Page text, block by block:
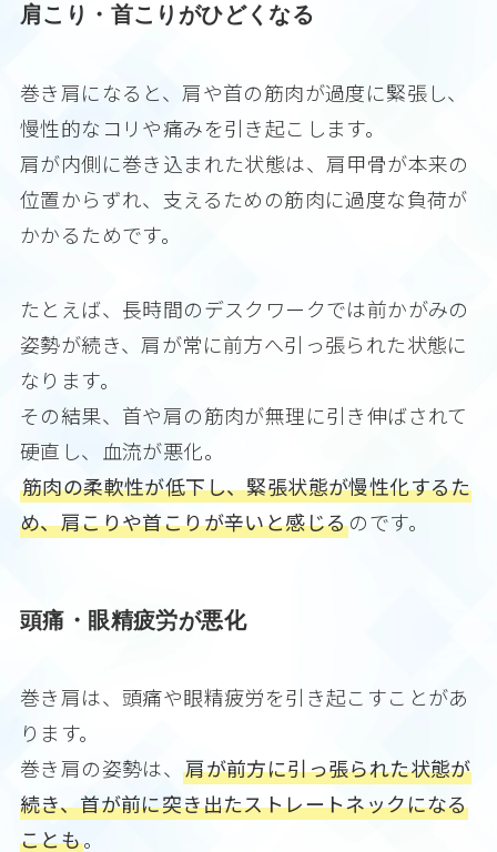
肩こり・首こりがひどくなる
巻き肩になると、肩や首の筋肉が過度に緊張し、
慢性的なコリや痛みを引き起こします。
肩が内側に巻き込まれた状態は、肩甲骨が本来の
位置からずれ、支えるための筋肉に過度な負荷が
かかるためです。
たとえば、長時間のデスクワークでは前かがみの
姿勢が続き、肩が常に前方へ引っ張られた状態に
なります。
その結果、首や肩の筋肉が無理に引き伸ばされて
硬直し、血流が悪化。
筋肉の柔軟性が低下し、緊張状態が慢性化するた
め、肩こりや首こりが辛いと感じるのです。
頭痛・眼精疲労が悪化
巻き肩は、頭痛や眼精疲労を引き起こすことがあ
ります。
巻き肩の姿勢は、肩が前方に引っ張られた状態が
続き、首が前に突き出たストレートネックになる
ことも。